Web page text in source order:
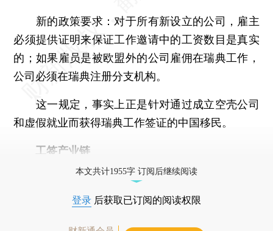
新的政策要求：对于所有新设立的公司，雇主
必须提供证明来保证工作邀请中的工资数目是真实
的；如果雇员是被欧盟外的公司雇佣在瑞典工作，
公司必须在瑞典注册分支机构。
这一规定，事实上正是针对通过成立空壳公司
和虚假就业而获得瑞典工作签证的中国移民。
工签产业链
本文共计1955字 订阅后继续阅读
登录 后获取已订阅的阅读权限